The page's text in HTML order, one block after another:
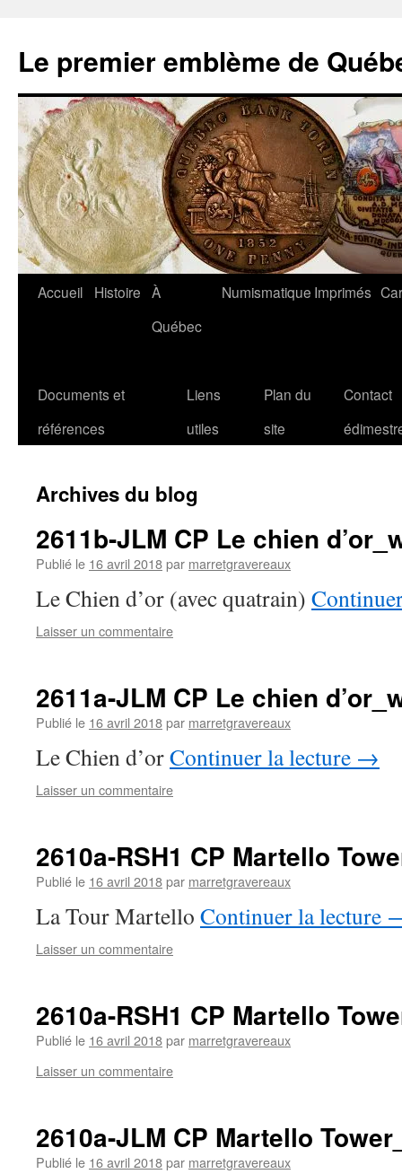
contenu
Le premier emblème de
Accueil Histoire À
Québec
Numismatique Imprimés
Documents et
références
Liens
utiles
Plan du
site
Contact
Archives du blog
2611b-JLM CP Le chien
Publié le 16 avril 2018par marretgravereaux
Le Chien d’or (avec quatrain)
Laisser un commentaire
2611a-JLM CP Le chien
Publié le 16 avril 2018par marretgravereaux
Le Chien d’orContinuer la lecture →
Laisser un commentaire
2610a-RSH1 CP Martello
Publié le 16 avril 2018par marretgravereaux
La Tour Martello Continuer la lecture
Laisser un commentaire
2610a-RSH1 CP Martello
Publié le 16 avril 2018par marretgravereaux
Laisser un commentaire
2610a-JLM CP Martello
Publié le 16 avril 2018par marretgravereaux